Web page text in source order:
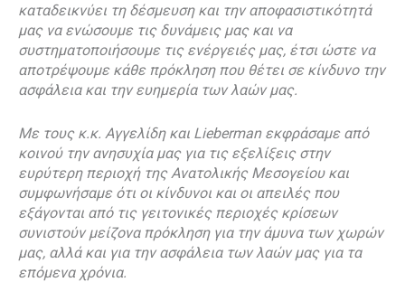
καταδεικνύει τη δέσμευση και την αποφασιστικότητά
μας να ενώσουμε τις δυνάμεις μας και να
συστηματοποιήσουμε τις ενέργειές μας, έτσι ώστε να
αποτρέψουμε κάθε πρόκληση που θέτει σε κίνδυνο την
ασφάλεια και την ευημερία των λαών μας.
Με τους κ.κ. Αγγελίδη και Lieberman εκφράσαμε από
κοινού την ανησυχία μας για τις εξελίξεις στην
ευρύτερη περιοχή της Ανατολικής Μεσογείου και
συμφωνήσαμε ότι οι κίνδυνοι και οι απειλές που
εξάγονται από τις γειτονικές περιοχές κρίσεων
συνιστούν μείζονα πρόκληση για την άμυνα των χωρών
μας, αλλά και για την ασφάλεια των λαών μας για τα
επόμενα χρόνια.